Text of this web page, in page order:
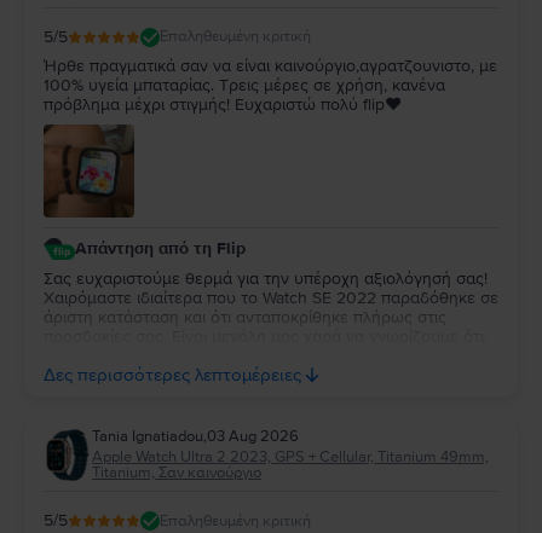
5/5 Επαληθευμένη κριτική
Ήρθε πραγματικά σαν να είναι καινούργιο,αγρατζουνιστο, με
100% υγεία μπαταρίας. Τρεις μέρες σε χρήση, κανένα
πρόβλημα μέχρι στιγμής! Ευχαριστώ πολύ flip❤️
Απάντηση από τη Flip
Σας ευχαριστούμε θερμά για την υπέροχη αξιολόγησή σας!
Χαιρόμαστε ιδιαίτερα που το Watch SE 2022 παραδόθηκε σε
άριστη κατάσταση και ότι ανταποκρίθηκε πλήρως στις
απολαύσετε τη νέα σας συσκευή για πολλά χρόνια!
Δες περισσότερες λεπτομέρειες
Tania Ignatiadou,03 Aug 2026
Apple Watch Ultra 2 2023, GPS + Cellular, Titanium 49mm,
Titanium, Σαν καινούργιο
5/5 Επαληθευμένη κριτική